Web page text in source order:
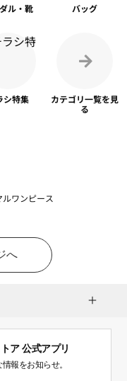
ル・靴 バッグ
シ特集 カテゴリ一覧を見
る
ルワンピース
へ
ア 公式アプリ
報をお知らせ。